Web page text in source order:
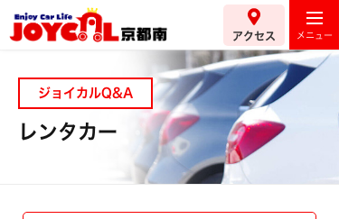
アクセス
ジョイカルQ&A
レンタカー